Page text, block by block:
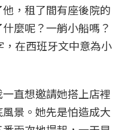
，租了間有座後院的
麼呢？一艄小船嗎？
在西班牙文中意為小
直想邀請她搭上店裡
景。她先是怕造成大